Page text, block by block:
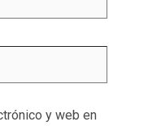
y web en